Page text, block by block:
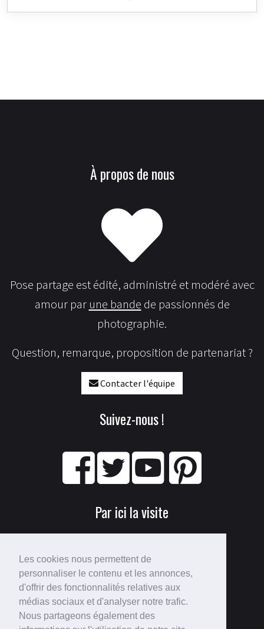
Les cookies nous permettent de
personnaliser le contenu et les annonces,
d'offrir des fonctionnalités relatives aux
médias sociaux et d'analyser notre trafic.
Nous partageons également des
À propos de nous
Pose partage est édité, administré et modéré avec
amour par une bande de passionnés de
photographie.
Question, remarque, proposition de partenariat ?
Contacter l'équipe
Suivez-nous !
Par ici la visite
Perdu ?